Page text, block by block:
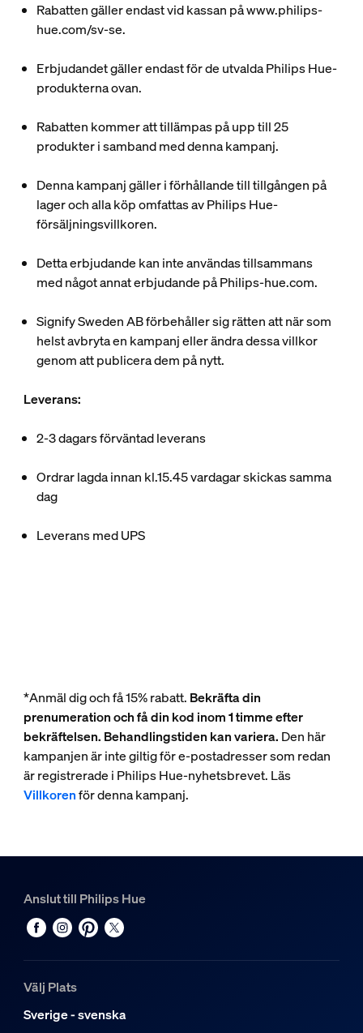
Rabatten gäller endast vid kassan på www.philips-
hue.com/sv-se.
Erbjudandet gäller endast för de utvalda Philips Hue-
produkterna ovan.
Rabatten kommer att tillämpas på upp till 25
produkter i samband med denna kampanj.
Denna kampanj gäller i förhållande till tillgången på
lager och alla köp omfattas av Philips Hue-
försäljningsvillkoren.
Detta erbjudande kan inte användas tillsammans
med något annat erbjudande på Philips-hue.com.
Signify Sweden AB förbehåller sig rätten att när som
helst avbryta en kampanj eller ändra dessa villkor
genom att publicera dem på nytt.
Leverans:​
2-3 dagars förväntad leverans​
Ordrar lagda innan kl.15.45 vardagar skickas samma
dag​
Leverans med UPS
*Anmäl dig och få 15% rabatt. Bekräfta din
prenumeration och få din kod inom 1 timme efter
bekräftelsen. Behandlingstiden kan variera. Den här
kampanjen är inte giltig för e-postadresser som redan
är registrerade i Philips Hue-nyhetsbrevet. Läs
Villkorenför denna kampanj.
Anslut till Philips Hue
Välj Plats
Sverige - svenska